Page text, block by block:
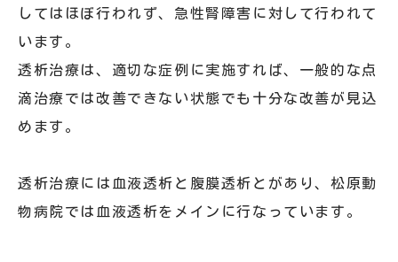
してはほぼ行われず、急性腎障害に対して行われて
います。
透析治療は、適切な症例に実施すれば、一般的な点
滴治療では改善できない状態でも十分な改善が見込
めます。
透析治療には血液透析と腹膜透析とがあり、松原動
物病院では血液透析をメインに行なっています。